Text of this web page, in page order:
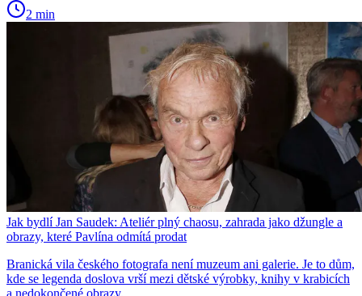
2 min
Jak bydlí Jan Saudek: Ateliér plný chaosu, zahrada jako džungle a
obrazy, které Pavlína odmítá prodat
Branická vila českého fotografa není muzeum ani galerie. Je to dům,
kde se legenda doslova vrší mezi dětské výrobky, knihy v krabicích